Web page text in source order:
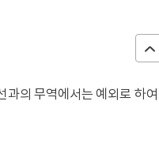
과의 무역에서는 예외로 하여